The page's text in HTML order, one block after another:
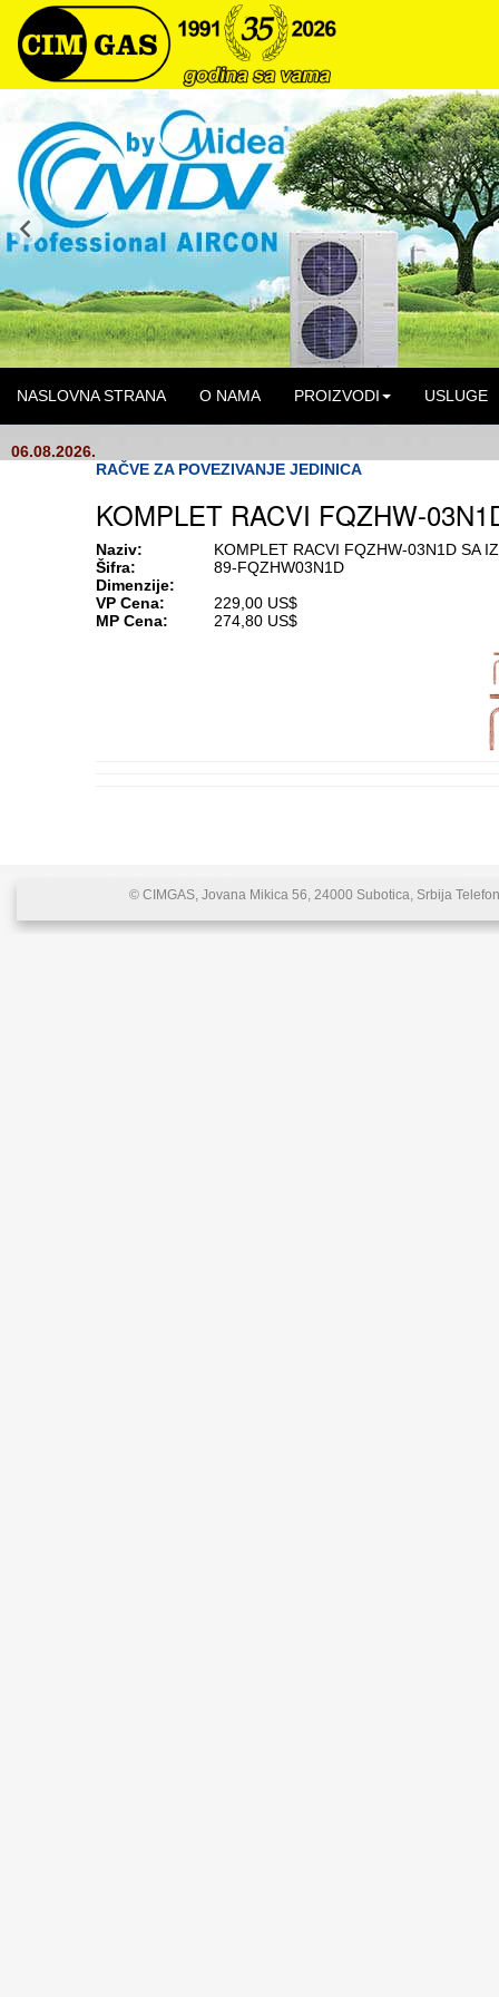
NASLOVNA STRANA O NAMA PROIZVODI USLUGE
06.08.2026.
RAČVE ZA POVEZIVANJE JEDINICA
KOMPLET RACVI FQZHW-
Naziv:
KOMPLET RACVI FQZHW-03N1D SA
Šifra:
89-FQZHW03N1D
Dimenzije:
VP Cena:
229,00 US$
MP Cena:
274,80 US$
© CIMGAS, Jovana Mikica 56, 24000 Subotica, Srbija